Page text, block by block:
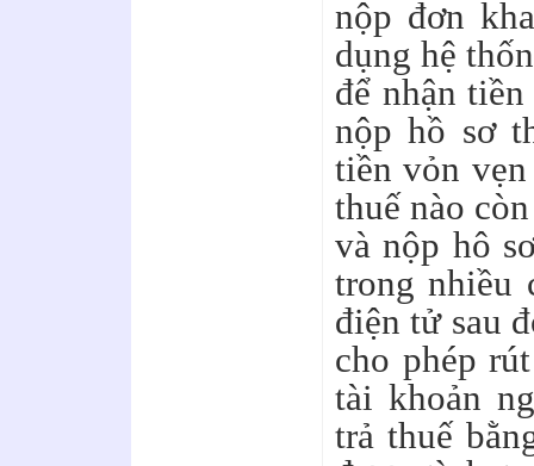
nộp đơn
dụng hệ
để nhận
nộp hồ sơ
tiền vỏn
thuế nào
và nộp hô
trong nhiều
điện tử sau
cho phép
tài khoản
trả thuế